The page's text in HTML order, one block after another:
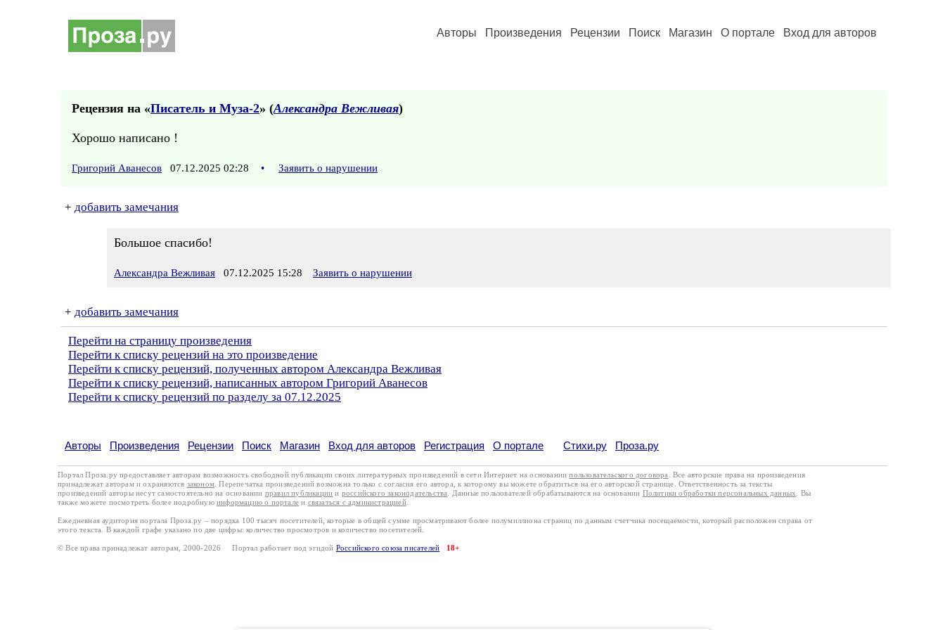
Авторы Произведения Рецензии Поиск Магазин О портале Вход для авторов
Рецензия на «Писатель и Муза-2» (Александра Вежливая)
Хорошо написано !
Григорий Аванесов 07.12.2025 02:28 • Заявить о нарушении
+ добавить замечания
Большое спасибо!
Александра Вежливая 07.12.2025 15:28 Заявить о нарушении
+ добавить замечания
Перейти на страницу произведения
Перейти к списку рецензий на это произведение
Перейти к списку рецензий, полученных автором Александра Вежливая
Перейти к списку рецензий, написанных автором Григорий Аванесов
Перейти к списку рецензий по разделу за 07.12.2025
Авторы Произведения Рецензии Поиск Магазин Вход для авторов Регистрация О портале Стихи.ру Проза.ру
Портал Проза.ру предоставляет авторам возможность свободной публикации своих литературных произведений в сети Интернет на основаниипользовательского договора
. Все авторские права на произведения
принадлежат авторам и охраняются законом . Перепечатка произведений возможна только с согласия его автора, к которому вы можете обратиться на его авторской странице. Ответственность за тексты
произведений авторы несут самостоятельно на основании правил публикации и российского законодательства . Данные пользователей обрабатываются на основании Политики обработки персональных данных
. Вы
также можете посмотреть более подробную информацию о портале и связаться с администрацией.
Ежедневная аудитория портала Проза.ру – порядка 100 тысяч посетителей, которые в общей сумме просматривают более полумиллиона страниц по данным счетчика посещаемости, который расположен справа от
этого текста. В каждой графе указано по две цифры: количество просмотров и количество посетителей.
© Все права принадлежат авторам, 2000-2026 Портал работает под эгидой Российского союза писателей 18+